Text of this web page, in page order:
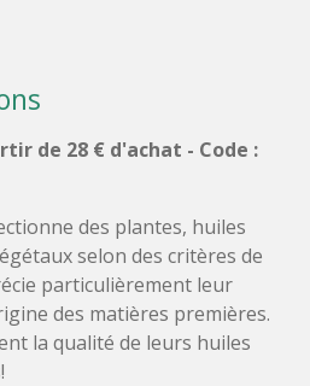
de 28 € d'achat - Code :
des plantes, huiles
selon des critères de
particulièrement leur
des matières premières.
la qualité de leurs huiles